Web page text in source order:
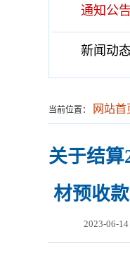
通知公告
新闻动态
当前位置： 网站首
关于结算
材预收
2023-06-